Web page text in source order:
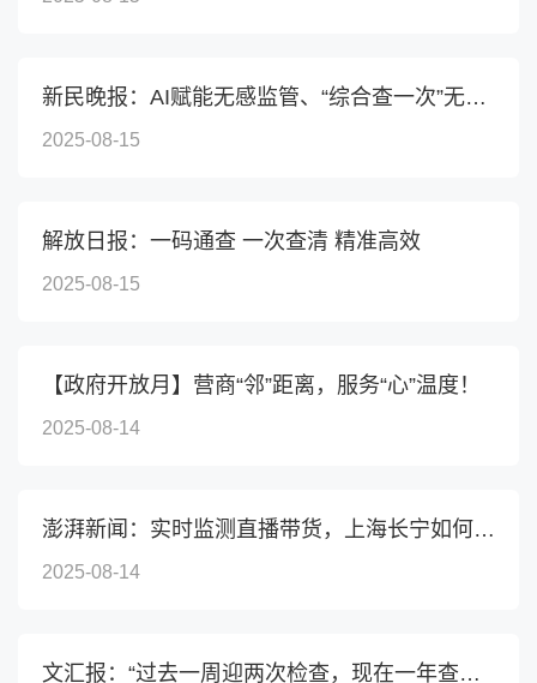
新民晚报：AI赋能无感监管、“综合查一次”无事不扰企，...
2025-08-15
解放日报：一码通查 一次查清 精准高效
2025-08-15
【政府开放月】营商“邻”距离，服务“心”温度！
2025-08-14
澎湃新闻：实时监测直播带货，上海长宁如何做到既“无感...
2025-08-14
文汇报：“过去一周迎两次检查，现在一年查两次”，低频...